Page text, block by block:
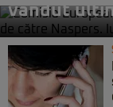
vândut